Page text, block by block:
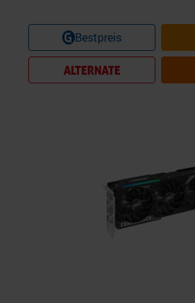
Bestpreis